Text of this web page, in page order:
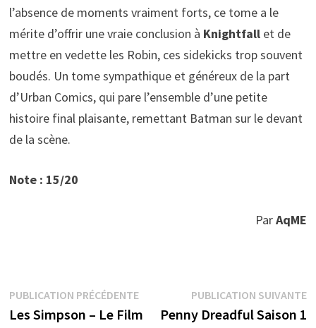
l’absence de moments vraiment forts, ce tome a le
mérite d’offrir une vraie conclusion à Knightfall et de
mettre en vedette les Robin, ces sidekicks trop souvent
boudés. Un tome sympathique et généreux de la part
d’Urban Comics, qui pare l’ensemble d’une petite
histoire final plaisante, remettant Batman sur le devant
de la scène.
Note : 15/20
ParAqME
Navigation
PUBLICATION PRÉCÉDENTEPublication
précédente :
Les Simpson – Le Film
PUBLICATION SUIVANTE
Penny Dreadful Saison 1